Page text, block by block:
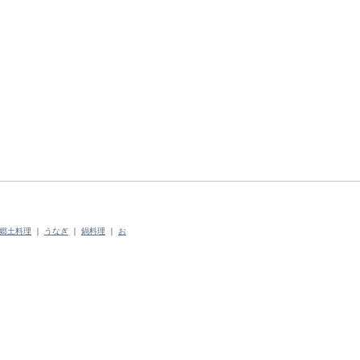
郷土料理 ｜ うなぎ ｜ 鍋料理 ｜ お